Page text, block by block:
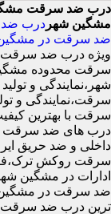
درب ضد سرقت
مشگین شهر درب ضد
ضد سرقت در
ویژه درب ضد سرقت
سرقت محدوده
شهر،نمایندگی و
سرقت،نمایندگی و
سرقت با بهترین
درب های ضد سرقت
داخلی و ضد حریق
سرقت روکش
ادارات در مشگین
ضد سرقت در مشگین
ترین درب ضد سرقت-